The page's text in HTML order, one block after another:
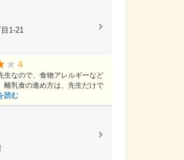
1-21
4
生なので、食物アレルギーなど
離乳食の進め方は、先生だけで
読む